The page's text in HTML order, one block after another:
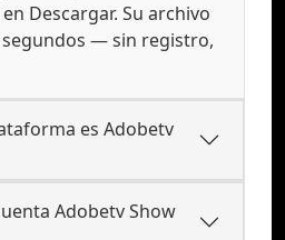
Descargar. Su archivo
— sin registro,
es Adobetv
Adobetv Show